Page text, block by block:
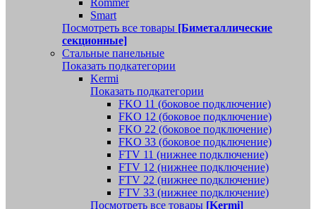
Rommer
Smart
Посмотреть все товары [Биметаллические
секционные]
Стальные панельные
Показать подкатегории
Kermi
Показать подкатегории
FKO 11 (боковое подключение)
FKO 12 (боковое подключение)
FKO 22 (боковое подключение)
FKO 33 (боковое подключение)
FTV 11 (нижнее подключение)
FTV 12 (нижнее подключение)
FTV 22 (нижнее подключение)
FTV 33 (нижнее подключение)
Посмотреть все товары [Kermi]